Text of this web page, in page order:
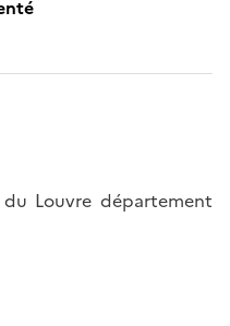
Louvre département